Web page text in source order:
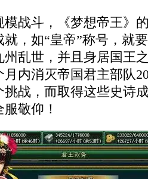
斗，《梦想帝王》
，如“皇帝”称号，就
乱世，并且身居国王
内消灭帝国君主部队
挑战，而取得这些史诗
敬仰！